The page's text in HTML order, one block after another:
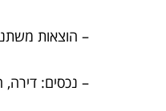
– הוצאות
– נכסים: דירה,